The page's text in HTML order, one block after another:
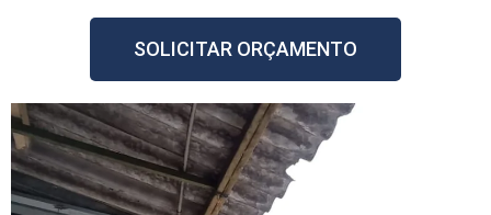
SOLICITAR ORÇAMENTO